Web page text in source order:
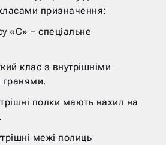
призначення:
«С» – спеціальне
клас з внутрішніми
полки мають нахил на
межі полиць